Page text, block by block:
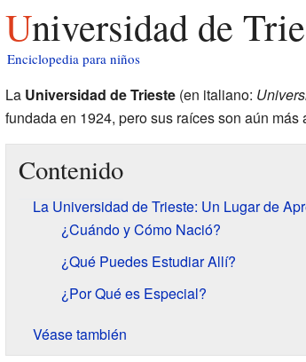
Universidad de
Enciclopedia para niños
La Universidad de Trieste(en italiano:
fundada en 1924, pero sus raíces son aún más
Contenido
La Universidad de Trieste: Un Lugar de
¿Cuándo y Cómo Nació?
¿Qué Puedes Estudiar Allí?
¿Por Qué es Especial?
Véase también